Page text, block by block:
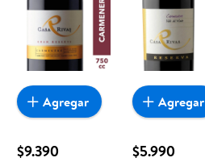
$9.390
Agregar
$5.990
Agregar